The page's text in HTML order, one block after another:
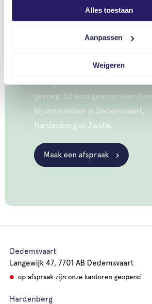
Alles toestaan
Aanpassen
Weigeren
tegen scherpe tarieven -
inkoopt. Vrieling biedt dus altijd
verzekeringsoplossing die bij u
vraag? Dan is één mailtje of
genoeg. Of kom gewoon even
bij ons kantoor in Dedemsvaart,
Hardenberg of Zwolle.
Maak een afspraak
Dedemsvaart
Langewijk 47, 7701 AB Dedemsvaart
op afspraak zijn onze kantoren geopend
Hardenberg